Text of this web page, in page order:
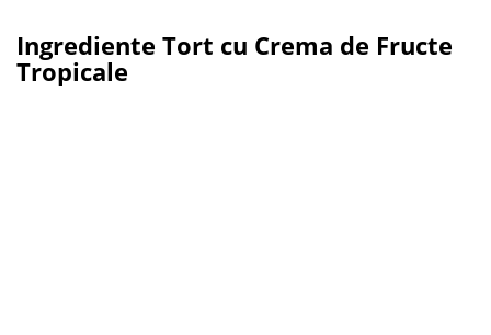
Ingrediente Tort cu Crema de Fructe
Tropicale